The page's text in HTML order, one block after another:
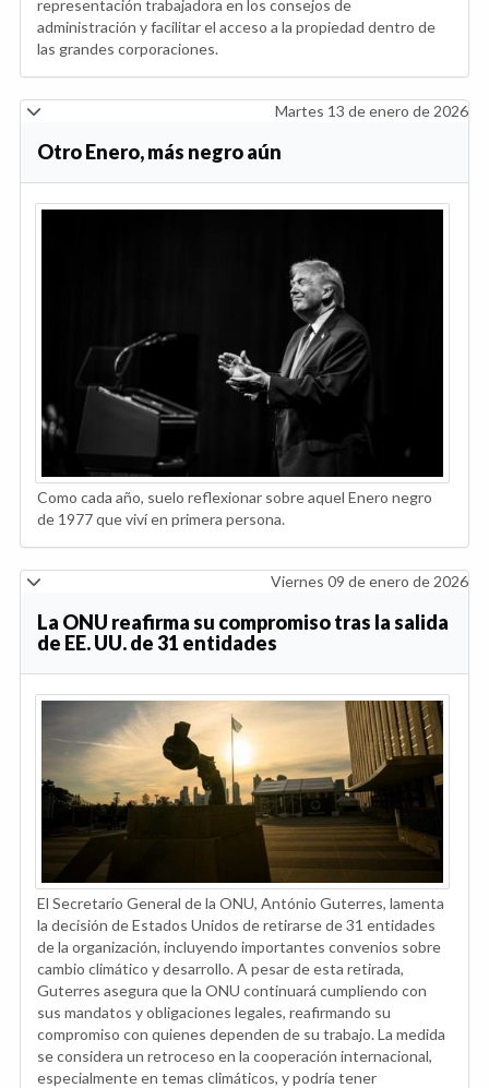
representación trabajadora en los consejos de
administración y facilitar el acceso a la propiedad dentro de
las grandes corporaciones.
Martes 13 de enero de 2026
Otro Enero, más negro aún
Como cada año, suelo reflexionar sobre aquel Enero negro
de 1977 que viví en primera persona.
Viernes 09 de enero de 2026
La ONU reafirma su compromiso tras la salida
de EE. UU. de 31 entidades
El Secretario General de la ONU, António Guterres, lamenta
la decisión de Estados Unidos de retirarse de 31 entidades
de la organización, incluyendo importantes convenios sobre
cambio climático y desarrollo. A pesar de esta retirada,
Guterres asegura que la ONU continuará cumpliendo con
sus mandatos y obligaciones legales, reafirmando su
compromiso con quienes dependen de su trabajo. La medida
se considera un retroceso en la cooperación internacional,
especialmente en temas climáticos, y podría tener